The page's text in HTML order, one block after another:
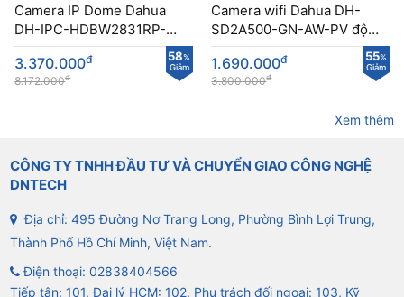
Camera IP Dome Dahua
DH-IPC-HDBW2831RP-
ZAS-S2 độ phân giả 8MP
tầm nhìn xa
58%
Giảm
3.370.000đ
8.172.000đ
Camera wifi Dahua DH-
SD2A500-GN-AW-PV độ
phân giải 5MP kết nối
không dây PTZ
55%
Giảm
1.690.000đ
3.800.000đ
Xem thêm
CÔNG TY TNHH ĐẦU TƯ VÀ CHUYỂN GIAO CÔNG NGHỆ
DNTECH
Địa chỉ: 495 Đường Nơ Trang Long, Phường Bình Lợi Trung,
Thành Phố Hồ Chí Minh, Việt Nam.
Điện thoại: 02838404566
Tiếp tân: 101, Đại lý HCM: 102, Phụ trách đối ngoại: 103, Kỹ